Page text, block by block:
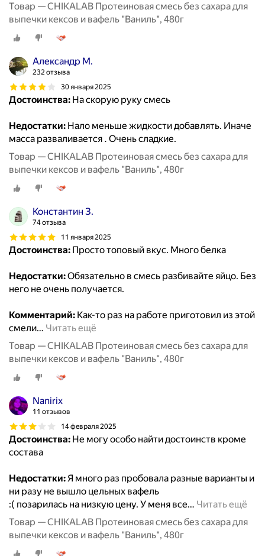
Товар — CHIKALAB Протеиновая смесь без сахара для
выпечки кексов и вафель "Ваниль", 480г
Александр М.
232 отзыва
30 января 2025
Достоинства: На скорую руку смесь
Недостатки: Нало меньше жидкости добавлять. Иначе
масса разваливается . Очень сладкие.
Товар — CHIKALAB Протеиновая смесь без сахара для
выпечки кексов и вафель "Ваниль", 480г
Константин З.
74 отзыва
11 января 2025
Достоинства: Просто топовый вкус. Много белка
Недостатки:Обязательно в смесь разбивайте яйцо. Без
него не очень получается.
Комментарий: Как-то раз на работе приготовил из этой
смели… Читать ещё
Товар — CHIKALAB Протеиновая смесь без сахара для
выпечки кексов и вафель "Ваниль", 480г
Nanirix
11 отзывов
14 февраля 2025
Достоинства: Не могу особо найти достоинств кроме
состава
Недостатки:Я много раз пробовала разные варианты и
ни разу не вышло цельных вафель
:( позарилась на низкую цену. У меня все… Читать ещё
Товар — CHIKALAB Протеиновая смесь без сахара для
выпечки кексов и вафель "Ваниль", 480г